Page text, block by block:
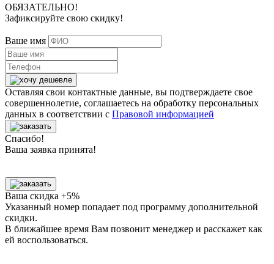
ОБЯЗАТЕЛЬНО!
Зафиксируйте свою скидку!
Ваше имя
Оставляя свои контактные данные, вы подтверждаете свое
совершеннолетие, соглашаетесь на обработку персональных
данных в соответствии с Правовой информацией
Спасибо!
Ваша заявка принята!
Ваша скидка +5%
Указанный номер попадает под программу дополнительной
скидки.
В ближайшее время Вам позвонит менеджер и расскажет как
ей воспользоваться.